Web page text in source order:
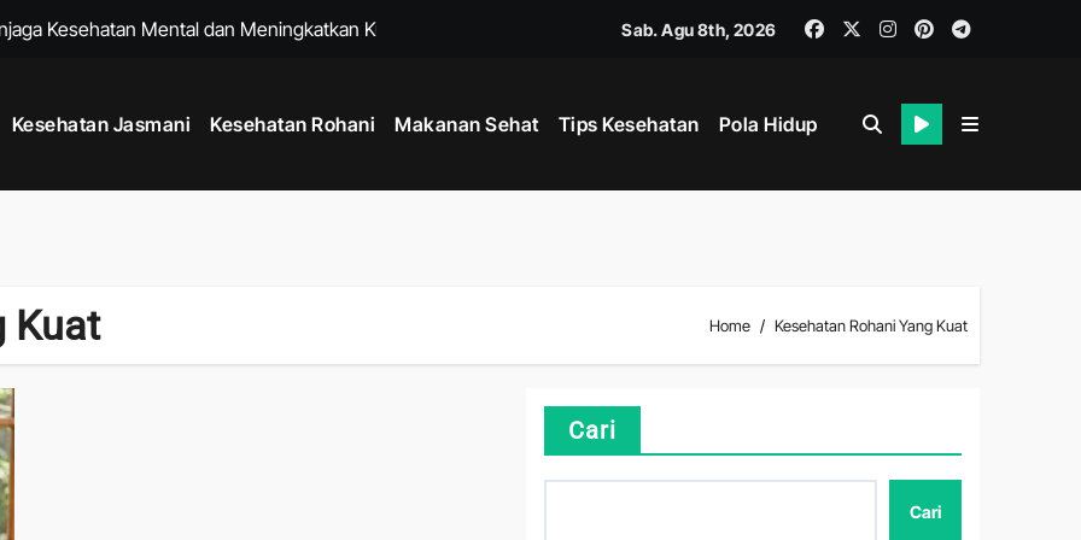
Kesehatan Mental dan Meningkatkan Kualitas Hidup
Usia Muda dengan Kebiasaan Sederhana Setiap Hari
Memperkuat Sistem Imun dan Menjaga Daya Tahan Tubuh
Menjaga Produktivitas di Tengah Aktivitas Padat
dengan Rutinitas Malam yang Mendukung Tubuh Lebih Sehat
Berolahraga agar Tubuh Lebih Siap dan Fleksibel
Sab. Agu 8th, 2026
Kesehatan Jasmani Kesehatan Rohani Makanan Sehat Tips Kesehatan Pola Hidup
Kuat Home Kesehatan Rohani Yang Kuat
Cari
Cari